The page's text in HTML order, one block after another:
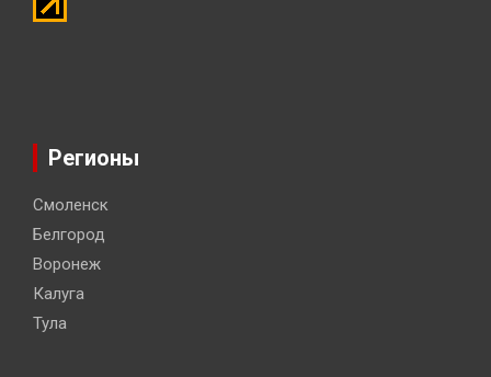
Регионы
Смоленск
Белгород
Воронеж
Калуга
Тула